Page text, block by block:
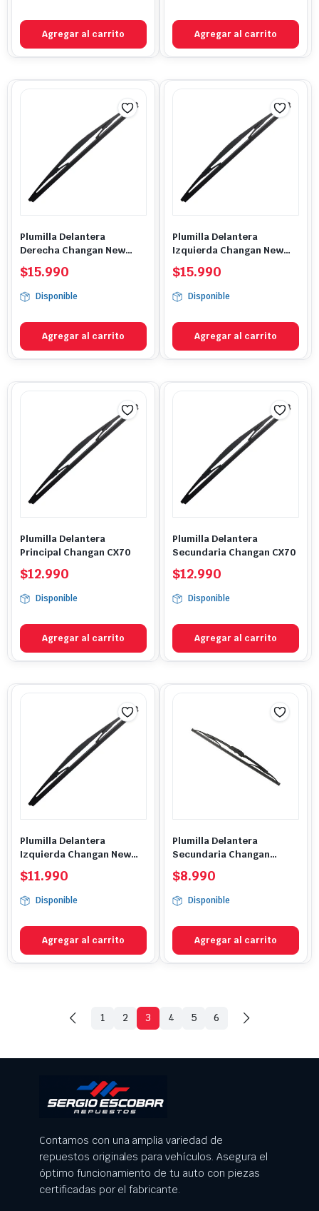
Agregar al carrito Agregar al carrito
Plumilla Delantera
Derecha Changan New
CS15
$15.990
Disponible
Agregar al carrito
Plumilla Delantera
Izquierda Changan New
CS15
$15.990
Disponible
Agregar al carrito
Plumilla Delantera
Principal Changan CX70
$12.990
Disponible
Agregar al carrito
Plumilla Delantera
Secundaria Changan CX70
$12.990
Disponible
Agregar al carrito
Plumilla Delantera
Izquierda Changan New
Alsvin
$11.990
Disponible
Agregar al carrito
Plumilla Delantera
Secundaria Changan
MD201
$8.990
Disponible
Agregar al carrito
1 2 3 4 5 6
Contamos con una amplia variedad de
repuestos originales para vehículos. Asegura el
óptimo funcionamiento de tu auto con piezas
certificadas por el fabricante.